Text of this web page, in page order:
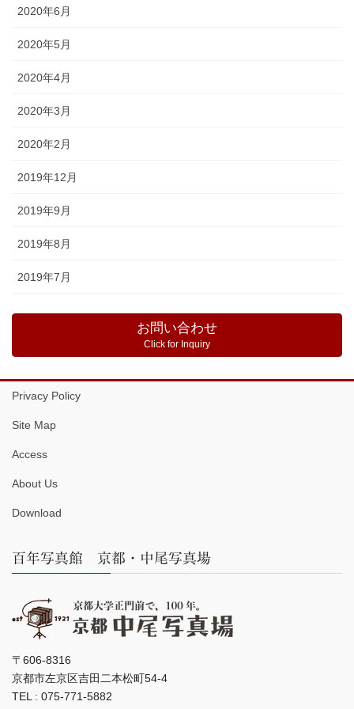
2020年6月
2020年5月
2020年4月
2020年3月
2020年2月
2019年12月
2019年9月
2019年8月
2019年7月
お問い合わせ
Click for Inquiry
Privacy Policy
Site Map
Access
About Us
Download
百年写真館 京都・中尾写真場
〒606-8316
京都市左京区吉田二本松町54-4
TEL : 075-771-5882